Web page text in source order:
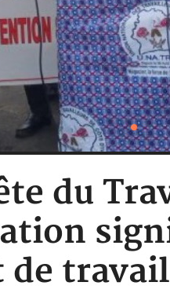
du
de